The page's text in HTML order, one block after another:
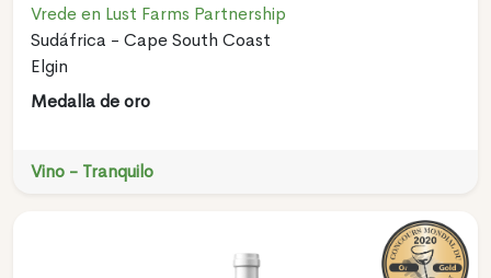
Vrede en Lust Farms Partnership
Sudáfrica - Cape South Coast
Elgin
Medalla de oro
Vino - Tranquilo